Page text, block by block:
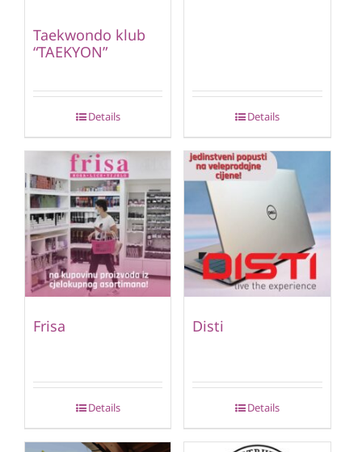
Taekwondo klub
“TAEKYON”
Details Details
Frisa
Details
Disti
Details